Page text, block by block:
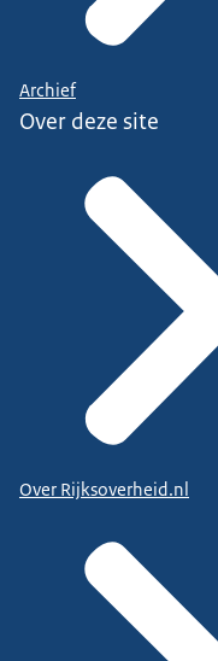
Archief
Over deze site
Over Rijksoverheid.nl